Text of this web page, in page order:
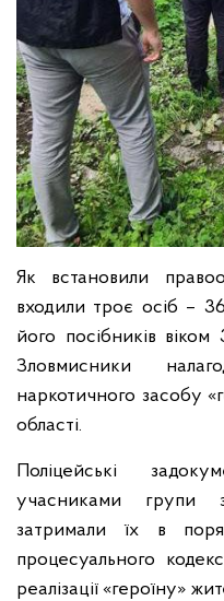
Як встановили
входили троє осіб –
його посібників віком
Зловмисники
наркотичного засобу
області.
Поліцейські
учасниками групи
затримали їх в
процесуального
реалізації «героїну»